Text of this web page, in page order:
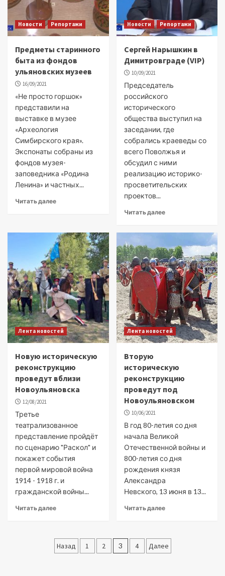
Новости Репортажи
Предметы старинного
быта из фондов
ульяновских музеев
16/09/2021
«Не просто горшок»
представили на
выставке в музее
«Археология
Симбирского края».
Экспонаты собраны из
фондов музея-
заповедника «Родина
Ленина» и частных...
Читать далее
Новости Репортажи
Сергей Нарышкин в
Димитровграде (VIP)
10/09/2021
Председатель
российского
исторического
общества выступил на
заседании, где
собрались краеведы со
всего Поволжья и
обсудил с ними
реализацию историко-
просветительских
проектов...
Читать далее
Лента новостей
Новую историческую
реконструкцию
проведут вблизи
Новоульяновска
12/08/2021
Третье
театрализованное
представление пройдёт
по сценарию "Раскол" и
покажет события
первой мировой война
1914 - 1918 г. и
гражданской войны...
Читать далее
Лента новостей
Вторую
историческую
реконструкцию
проведут под
Новоульяновском
10/06/2021
В год 80-летия со дня
начала Великой
Отечественной войны и
800-летия со дня
рождения князя
Александра
Невского, 13 июня в 13...
Читать далее
Пагинация
Назад 1 2 3 4 Далее